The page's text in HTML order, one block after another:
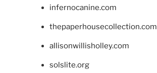
infernocanine.com
thepaperhousecollection.com
allisonwillisholley.com
solslite.org